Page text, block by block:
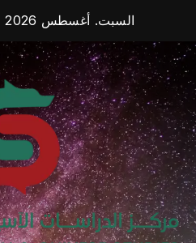
content
السبت. أغسطس 8th, 2026